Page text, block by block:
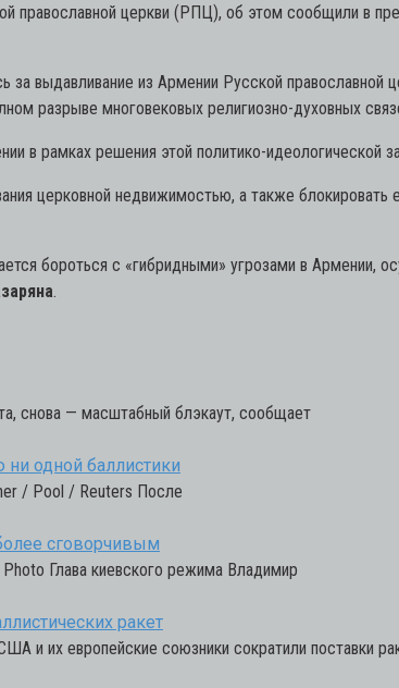
православной церкви (РПЦ), об этом сообщили в
выдавливание из Армении Русской православной
разрыве многовековых религиозно-духовных
в рамках решения этой политико-идеологической
церковной недвижимостью, а также
бороться с «гибридными» угрозами в Армении,
.
снова — масштабный блэкаут, сообщает
одной баллистики
/ Pool / Reuters После
сговорчивым
Глава киевского режима Владимир
ракет
и их европейские союзники сократили поставки